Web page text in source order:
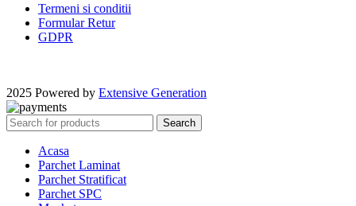
Termeni si conditii
Formular Retur
GDPR
2025 Powered by Extensive Generation
Search
Acasa
Parchet Laminat
Parchet Stratificat
Parchet SPC